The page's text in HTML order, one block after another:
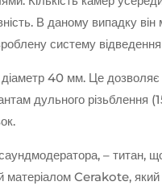
В даному випадку
систему відведення
40 мм. Це дозволяє
дульного різьблення
– титан,
матеріалом Cerakote,